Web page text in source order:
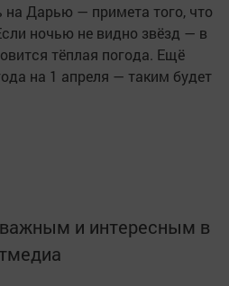
на Дарью — примета того, что
ночью не видно звёзд — в
тёплая погода. Ещё
на 1 апреля — таким будет
и интересным в